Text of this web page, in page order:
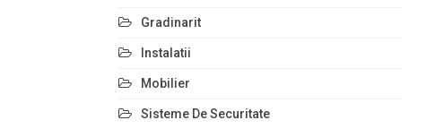
Gradinarit
Instalatii
Mobilier
Sisteme De Securitate